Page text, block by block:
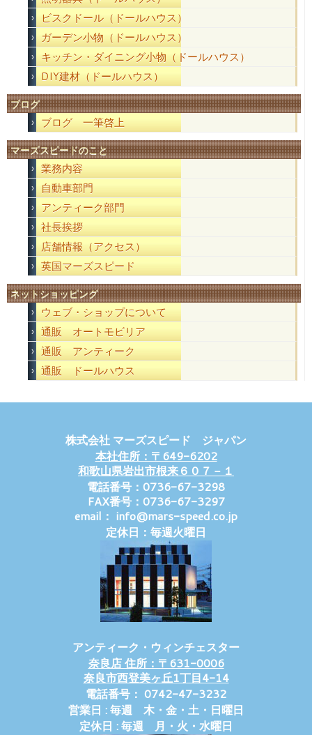
ビスクドール（ドールハウス）
ガーデン小物（ドールハウス）
キッチン・ダイニング小物（ドールハウス）
DIY建材（ドールハウス）
ブログ
ブログ 一筆啓上
マーズスピードのこと
業務内容
自動車部門
アンティーク部門
社長挨拶
店舗情報（アクセス）
英国マーズスピード
ネットショッピング
ウェブ・ショップについて
通販 オートモビリア
通販 アンティーク
通販 ドールハウス
株式会社 マーズスピード ジャパン
本社住所：〒649-6202
和歌山県岩出市根来６０７－１
電話番号：0736-67-3298
FAX番号：0736-67-3297
email： info@mars-speed.co.jp
定休日：毎週火曜日
アンティーク・ウィンチェスター
奈良店 住所：〒631-0006
奈良市西登美ヶ丘1丁目4-14
電話番号： 0742-47-3232
営業日 : 毎週 木・金・土・日曜日
定休日 : 毎週 月・火・水曜日